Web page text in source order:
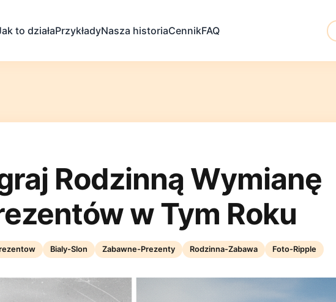
to działaPrzykładyNasza historiaCennikFAQ
Rodzinną Wymianę
w Tym Roku
Bialy-Slon Zabawne-Prezenty Rodzinna-Zabawa Foto-Ripple